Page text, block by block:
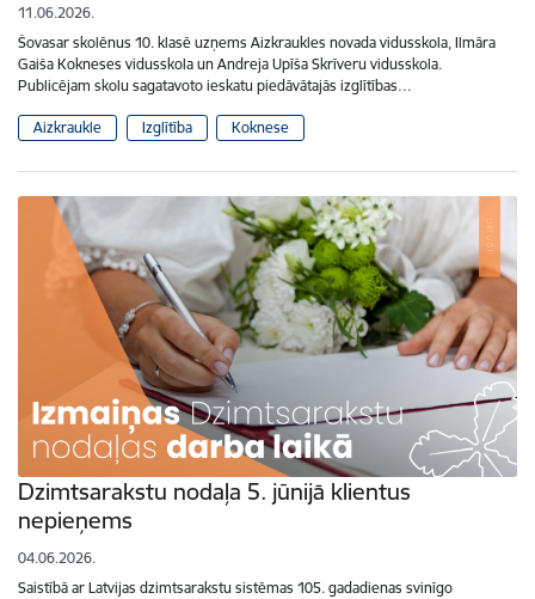
11.06.2026.
Šovasar skolēnus 10. klasē uzņems Aizkraukles novada vidusskola, Ilmāra
Gaiša Kokneses vidusskola un Andreja Upīša Skrīveru vidusskola.
Publicējam skolu sagatavoto ieskatu piedāvātajās izglītības…
Aizkraukle Izglītība Koknese
Dzimtsarakstu nodaļa 5. jūnijā klientus
nepieņems
04.06.2026.
Saistībā ar Latvijas dzimtsarakstu sistēmas 105. gadadienas svinīgo